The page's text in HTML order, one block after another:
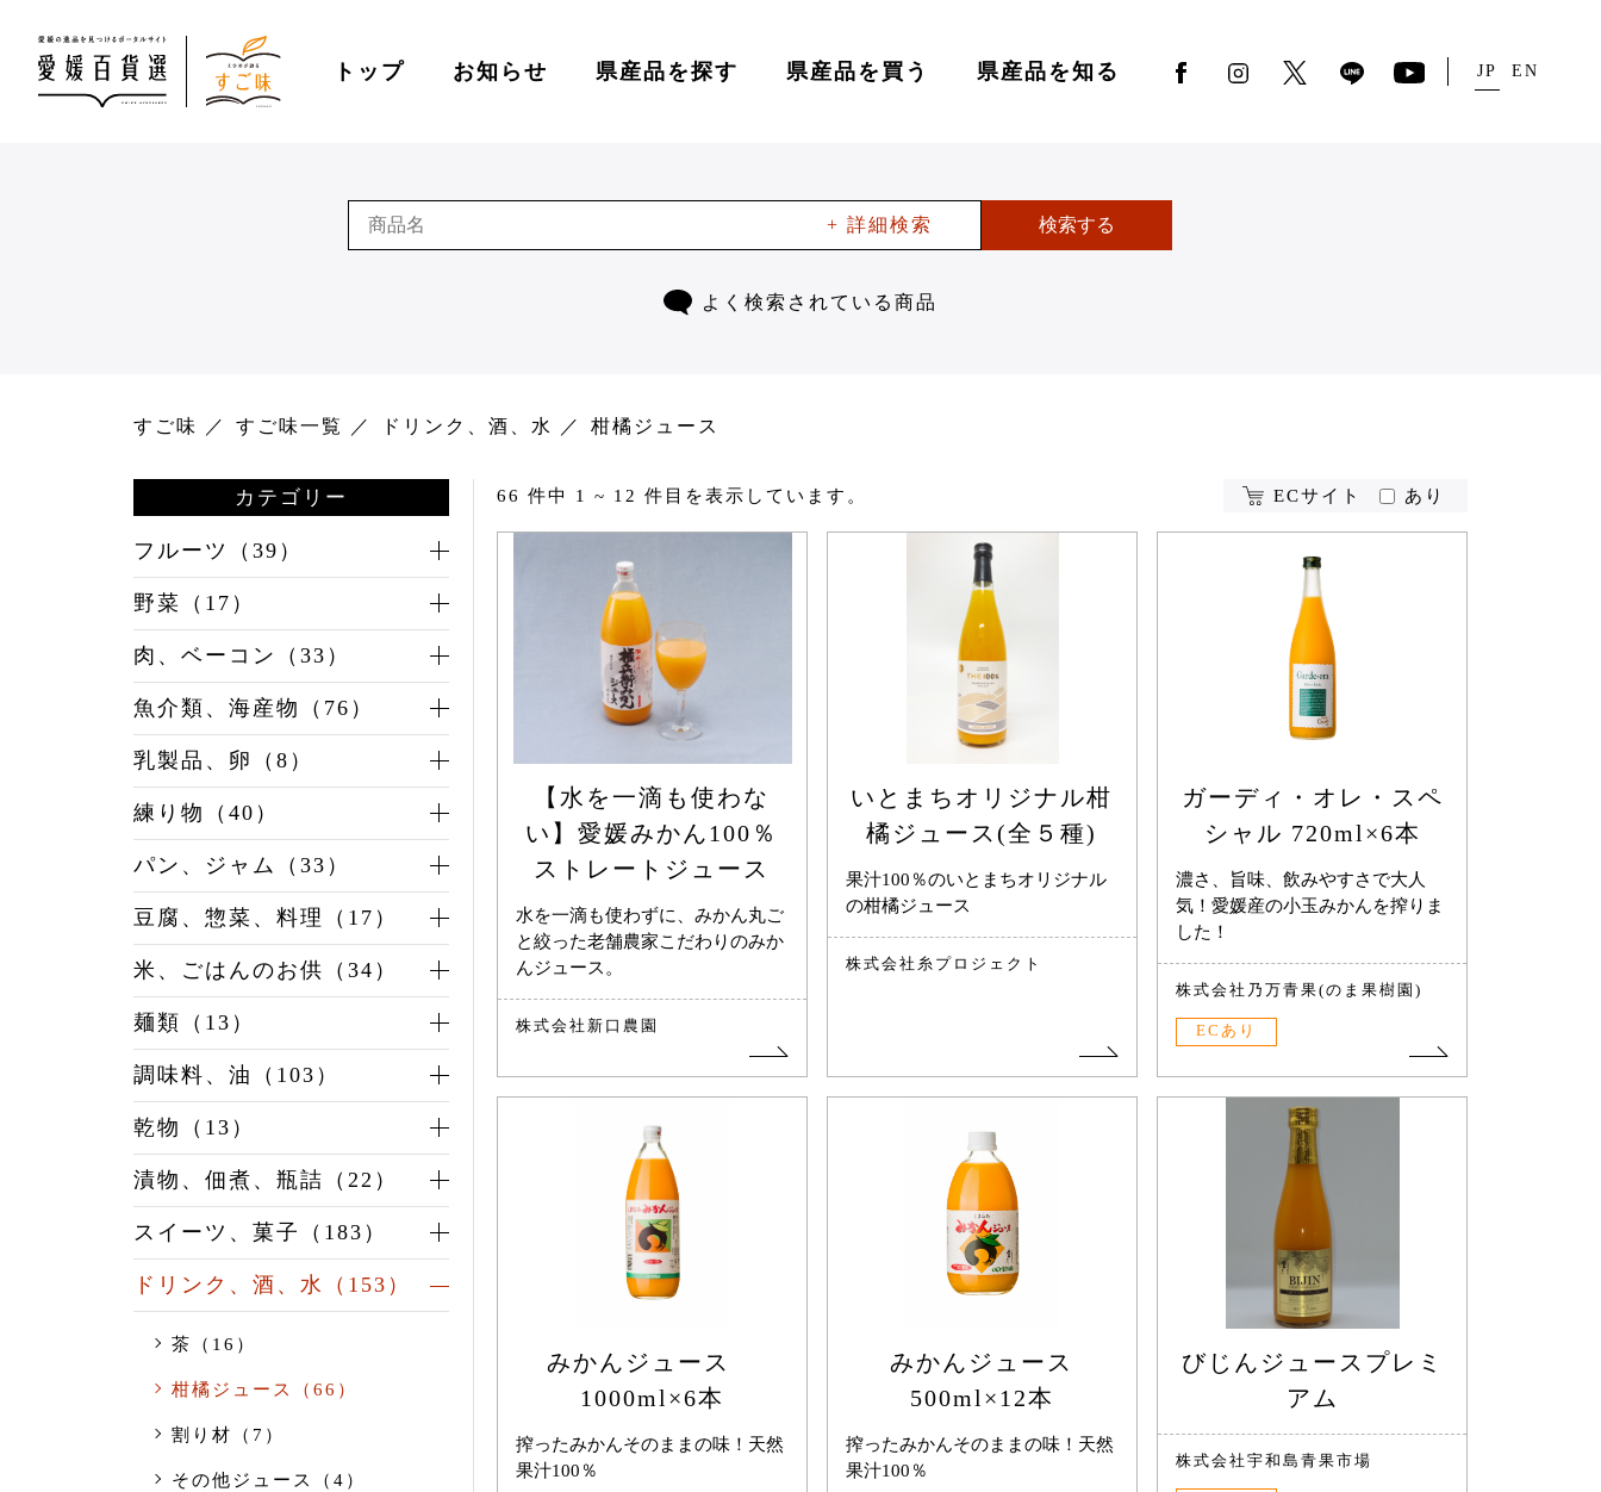
トップ お知らせ 県産品を探す 県産品を買う 県産品を知る JP EN
+ 詳細検索 検索する
よく検索されている商品
すご味 すご味一覧 ドリンク、酒、水 柑橘ジュース
66 件中 1 ~ 12 件目を表示しています。 ECサイト あり
【水を一滴も使わな
い】愛媛みかん100％
ストレートジュース
水を一滴も使わずに、みかん丸ご
と絞った老舗農家こだわりのみか
んジュース。
株式会社新口農園
いとまちオリジナル柑
橘ジュース(全５種)
果汁100％のいとまちオリジナル
の柑橘ジュース
株式会社糸プロジェクト
ガーディ・オレ・スペ
シャル 720ml×6本
濃さ、旨味、飲みやすさで大人
気！愛媛産の小玉みかんを搾りま
した！
株式会社乃万青果(のま果樹園)
ECあり
みかんジュース
1000ml×6本
搾ったみかんそのままの味！天然
果汁100％
みかんジュース
500ml×12本
搾ったみかんそのままの味！天然
果汁100％
びじんジュースプレミ
アム
株式会社宇和島青果市場
カテゴリー
フルーツ（39）
野菜（17）
肉、ベーコン（33）
魚介類、海産物（76）
乳製品、卵（8）
練り物（40）
パン、ジャム（33）
豆腐、惣菜、料理（17）
米、ごはんのお供（34）
麺類（13）
調味料、油（103）
乾物（13）
漬物、佃煮、瓶詰（22）
スイーツ、菓子（183）
ドリンク、酒、水（153）
茶（16）
柑橘ジュース（66）
割り材（7）
その他ジュース（4）